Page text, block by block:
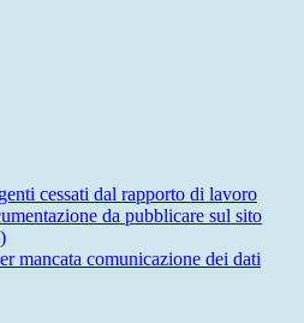
cessati dal rapporto di lavoro
da pubblicare sul sito
mancata comunicazione dei dati